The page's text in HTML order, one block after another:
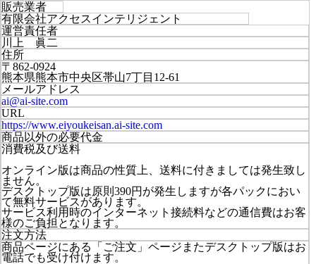
販売業者
有限会社アクセスインテリジェント
運営責任者
川上 眞二
住所
〒862-0924
熊本県熊本市中央区帯山7丁目12-61
メールアドレス
ai@ai-site.com
URL
https://www.eiyoukeisan.ai-site.com
商品以外の必要代金
消費税及び送料
オンライン版は商品の性質上、送料に付きましては発生致し
ません。
デスクトップ版は原則390円が発生しますが各パックにおい
て無料サービスがあります。
サービス利用時のインターネット接続料などの通信費はお客
様のご負担となります。
注文方法
商品ページにある「ご注文」ページまたデスクトップ版はお
電話でも受け付けます。